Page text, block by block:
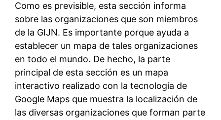
Como es previsible, esta sección informa
sobre las organizaciones que son miembros
de la GIJN. Es importante porque ayuda a
establecer un mapa de tales organizaciones
en todo el mundo. De hecho, la parte
principal de esta sección es un mapa
interactivo realizado con la tecnología de
Google Maps que muestra la localización de
las diversas organizaciones que forman parte